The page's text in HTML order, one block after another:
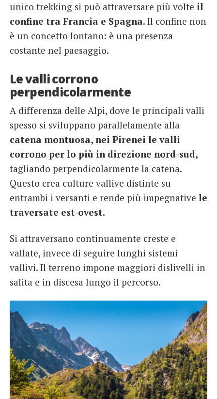
unico trekking si può attraversare più volte il
confine tra Francia e Spagna. Il confine non
è un concetto lontano: è una presenza
costante nel paesaggio.
Le valli corrono
perpendicolarmente
A differenza delle Alpi, dove le principali valli
spesso si sviluppano parallelamente alla
catena montuosa, nei Pirenei le valli
corrono per lo più in direzione nord-sud,
tagliando perpendicolarmente la catena.
Questo crea culture vallive distinte su
entrambi i versanti e rende più impegnative le
traversate est-ovest.
Si attraversano continuamente creste e
vallate, invece di seguire lunghi sistemi
vallivi. Il terreno impone maggiori dislivelli in
salita e in discesa lungo il percorso.